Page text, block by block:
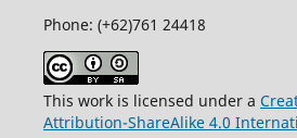
Phone: (+62)761 24418
This work is licensed under a
Attribution-ShareAlike 4.0